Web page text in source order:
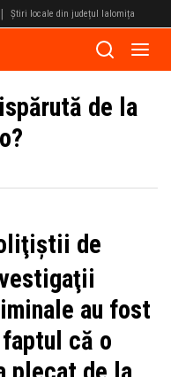
| Știri locale din județul Ialomița
de la
de
au fost
că o